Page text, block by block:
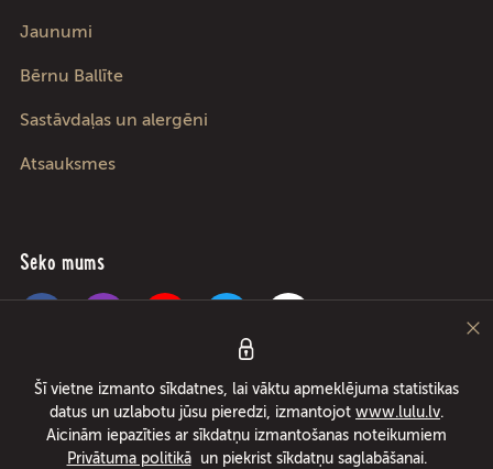
Jaunumi
Bērnu Ballīte
Sastāvdaļas un alergēni
Atsauksmes
Seko mums
Pica Lulū – labākā pica Rīgā, Jūrmalā, Ādažos un Ķekavā! Picu un ēdienu
piegāde 24/7 tikai 49 minūšu laikā vai pica par brīvu! Lielākais picu rullētājs
Šī vietne izmanto sīkdatnes, lai vāktu apmeklējuma statistikas
datus un uzlabotu jūsu pieredzi, izmantojot www.lulu.lv.
Aicinām iepazīties ar sīkdatņu izmantošanas noteikumiem
Privātuma politikāun piekrist sīkdatņu saglabāšanai.